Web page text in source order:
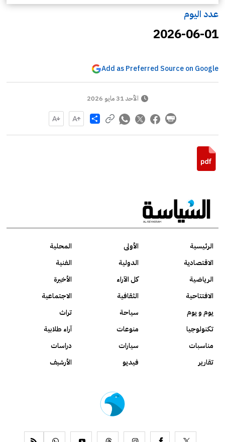
عدد اليوم
2026-06-01
Add as Preferred Source on Google
الأحد 31 مايو 2026
Share
الرئيسية الأولى
المحلية
الاقتصادية
الدولية
الفنية
الرياضية
كل الآراء
الأخيرة
الافتتاحية
الثقافية
الاجتماعية
يوم و يوم
سياحة
تراث
تكنولوجيا
منوعات
آراء طلابية
مناسبات
سيارات
دراسات
تقارير
فيديو الأرشيف